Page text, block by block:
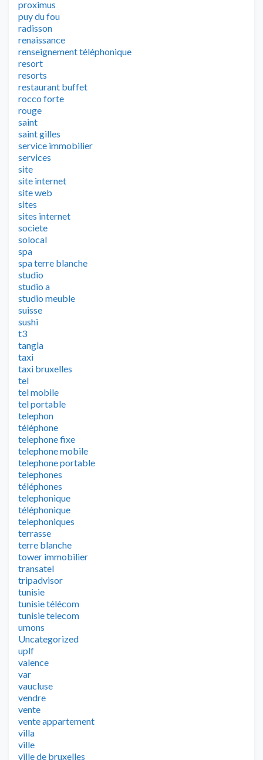
proximus
puy du fou
radisson
renaissance
renseignement téléphonique
resort
resorts
restaurant buffet
rocco forte
rouge
saint
saint gilles
service immobilier
services
site
site internet
site web
sites
sites internet
societe
solocal
spa
spa terre blanche
studio
studio a
studio meuble
suisse
sushi
t3
tangla
taxi
taxi bruxelles
tel
tel mobile
tel portable
telephon
téléphone
telephone fixe
telephone mobile
telephone portable
telephones
téléphones
telephonique
téléphonique
telephoniques
terrasse
terre blanche
tower immobilier
transatel
tripadvisor
tunisie
tunisie télécom
tunisie telecom
umons
Uncategorized
uplf
valence
var
vaucluse
vendre
vente
vente appartement
villa
ville
ville de bruxelles